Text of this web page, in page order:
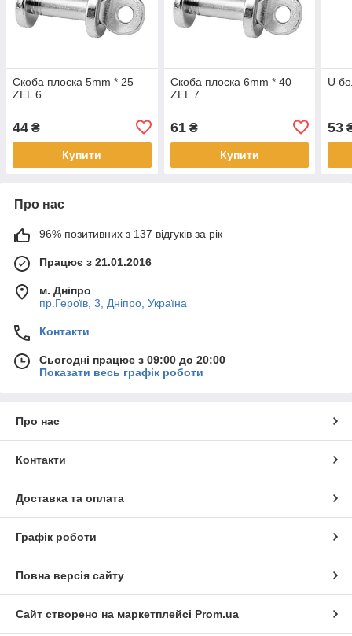
Скоба плоска 5mm * 25
ZEL 6
44 ₴
Купити
Скоба плоска 6mm * 40
ZEL 7
61₴
Купити
U
53
Про нас
96% позитивних з 137 відгуків за рік
Працює з 21.01.2016
м. Дніпро
пр.Героїв, 3, Дніпро, Україна
Контакти
Сьогодні працює з 09:00 до 20:00
Показати весь графік роботи
Про нас
Контакти
Доставка та оплата
Графік роботи
Повна версія сайту
Сайт створено на маркетплейсі Prom.ua